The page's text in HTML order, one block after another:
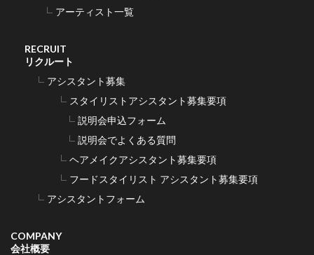
アーティスト一覧
RECRUIT
リクルート
アシスタント募集
スタイリストアシスタント募集要項
説明会申込フォーム
説明会でよくある質問
ヘアメイクアシスタント募集要項
フードスタイリスト アシスタント募集要項
アシスタントフォーム
COMPANY
会社概要